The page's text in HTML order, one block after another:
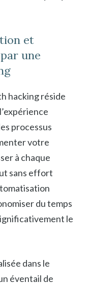
et
une
hacking réside
processus
votre
à chaque
sans effort
du temps
le
dans le
éventail de